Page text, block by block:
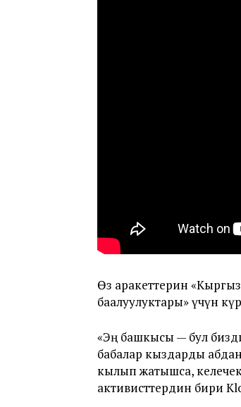
Өз аракеттерин
баалуулуктары» үчүн
«Эң башкысы — бул
бабалар кыздарды
кылып жатышса,
активисттердин бири